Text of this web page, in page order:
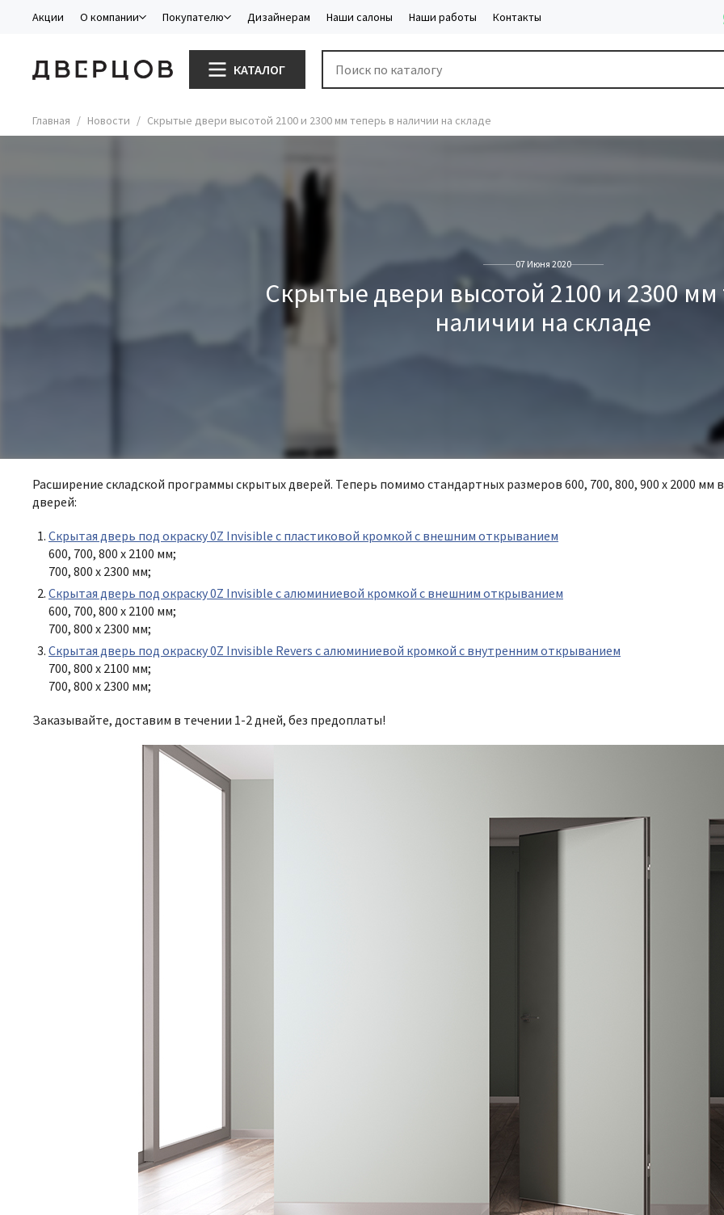
Акции О компании Покупателю Дизайнерам Наши салоны Наши работы Контакты
КАТАЛОГ
Главная Новости Скрытые двери высотой 2100 и 2300 мм теперь в наличии на складе
07 Июня 2020
Скрытые двери высотой 2100 и 2300 мм
наличии на складе
Расширение складской программы скрытых дверей. Теперь помимо стандартных размеров 600, 700, 800, 900 х 2000
дверей:
Скрытая дверь под окраску 0Z Invisible с пластиковой кромкой с внешним открыванием
600, 700, 800 х 2100 мм;
700, 800 х 2300 мм;
Скрытая дверь под окраску 0Z Invisible с алюминиевой кромкой с внешним открыванием
600, 700, 800 х 2100 мм;
700, 800 х 2300 мм;
Скрытая дверь под окраску 0Z Invisible Revers с алюминиевой кромкой с внутренним открыванием
700, 800 х 2100 мм;
700, 800 х 2300 мм;
Заказывайте, доставим в течении 1-2 дней, без предоплаты!